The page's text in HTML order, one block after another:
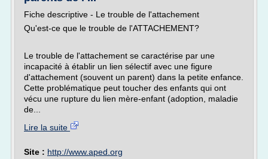
Fiche descriptive - Le trouble de l'attachement
Qu'est-ce que le trouble de l'ATTACHEMENT?
Le trouble de l'attachement se caractérise par une
incapacité à établir un lien sélectif avec une figure
d'attachement (souvent un parent) dans la petite enfance.
Cette problématique peut toucher des enfants qui ont
vécu une rupture du lien mère-enfant (adoption, maladie
de...
Lire la suite
Site : http://www.aped.org